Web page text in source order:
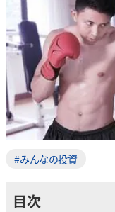
#みんなの投資
目次